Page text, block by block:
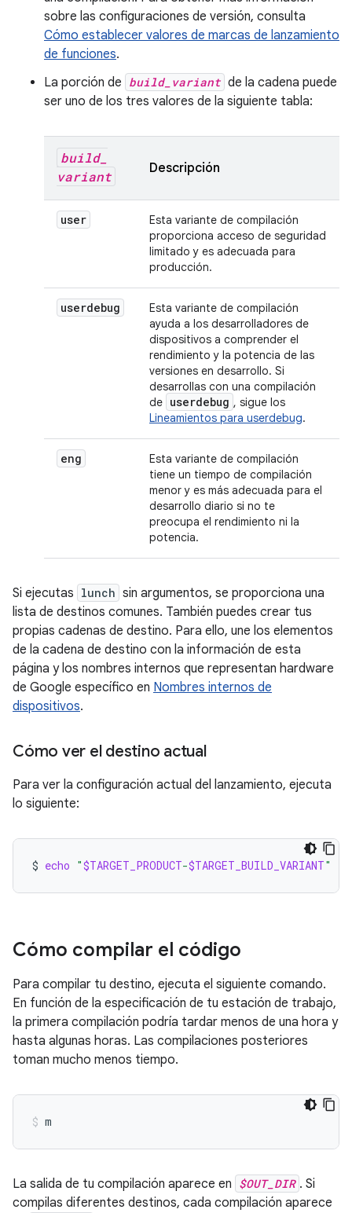
sobre las configuraciones de versión, consulta
Cómo establecer valores de marcas de lanzamiento
de funciones.
La porción de build_variant de la cadena puede
ser uno de los tres valores de la siguiente tabla:
build_
variant
Descripción
user
Esta variante de compilación
proporciona acceso de seguridad
limitado y es adecuada para
producción.
userdebug
Esta variante de compilación
ayuda a los desarrolladores de
dispositivos a comprender el
rendimiento y la potencia de las
versiones en desarrollo. Si
desarrollas con una compilación
de userdebug , sigue los
Lineamientos para userdebug.
eng
Esta variante de compilación
tiene un tiempo de compilación
menor y es más adecuada para el
desarrollo diario si no te
preocupa el rendimiento ni la
potencia.
Si ejecutas lunch sin argumentos, se proporciona una
lista de destinos comunes. También puedes crear tus
propias cadenas de destino. Para ello, une los elementos
de la cadena de destino con la información de esta
página y los nombres internos que representan hardware
de Google específico en Nombres internos de
dispositivos.
Cómo ver el destino actual
Para ver la configuración actual del lanzamiento, ejecuta
lo siguiente:
$ echo "$TARGET_PRODUCT-$TARGET_BUILD_VARIANT"
Cómo compilar el código
Para compilar tu destino, ejecuta el siguiente comando.
En función de la especificación de tu estación de trabajo,
la primera compilación podría tardar menos de una hora y
hasta algunas horas. Las compilaciones posteriores
toman mucho menos tiempo.
m
La salida de tu compilación aparece en $OUT_DIR . Si
compilas diferentes destinos, cada compilación aparece